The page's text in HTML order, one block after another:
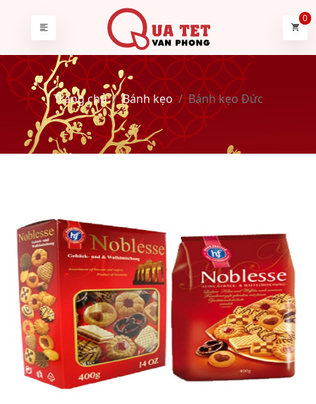
0
Trang chủ Bánh kẹo Bánh kẹo Đức